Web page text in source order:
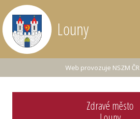
Louny
Web provozuje NSZM ČR
Zdravé město